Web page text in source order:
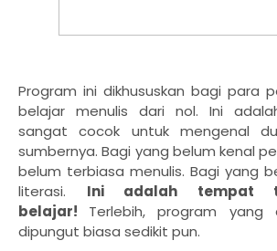
Program ini dikhususkan bagi para
belajar menulis dari nol. Ini
sangat cocok untuk mengenal
sumbernya. Bagi yang belum kenal
belum terbiasa menulis. Bagi yang
literasi. Ini adalah tempat
belajar! Terlebih, program
dipungut biasa sedikit pun.